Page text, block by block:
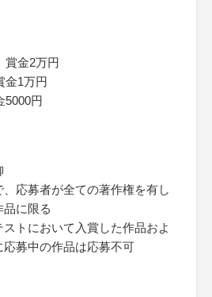
金2万円
1万円
円
応募者が全ての著作権を有し
に限る
トにおいて入賞した作品およ
募中の作品は応募不可